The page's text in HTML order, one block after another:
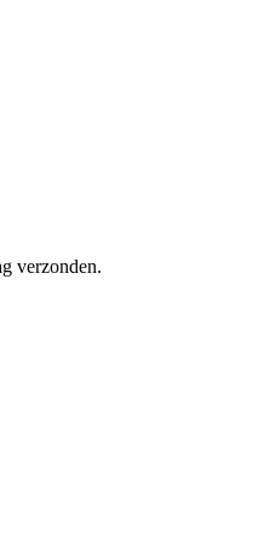
verzonden.